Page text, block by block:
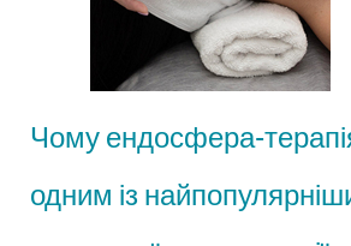
Чому ендосфера-
одним із